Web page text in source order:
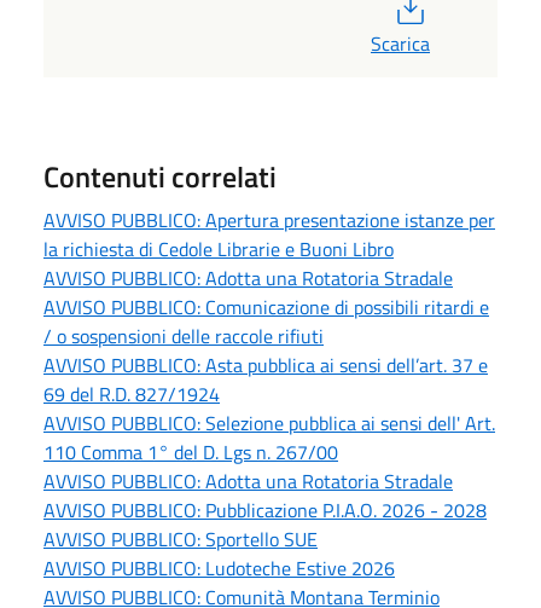
Scarica
Contenuti correlati
AVVISO PUBBLICO: Apertura presentazione istanze per
la richiesta di Cedole Librarie e Buoni Libro
AVVISO PUBBLICO: Adotta una Rotatoria Stradale
AVVISO PUBBLICO: Comunicazione di possibili ritardi e
/ o sospensioni delle raccole rifiuti
AVVISO PUBBLICO: Asta pubblica ai sensi dell’art. 37 e
69 del R.D. 827/1924
AVVISO PUBBLICO: Selezione pubblica ai sensi dell' Art.
110 Comma 1° del D. Lgs n. 267/00
AVVISO PUBBLICO: Adotta una Rotatoria Stradale
AVVISO PUBBLICO: Pubblicazione P.I.A.O. 2026 - 2028
AVVISO PUBBLICO: Sportello SUE
AVVISO PUBBLICO: Ludoteche Estive 2026
AVVISO PUBBLICO: Comunità Montana Terminio